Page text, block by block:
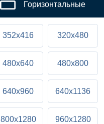
Горизонтальные
352x416 320x480
480x640 480x800
640x960 640x1136
800x1280 960x1280